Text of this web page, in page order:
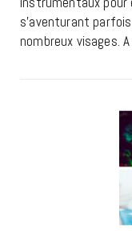
s’aventurant
nombreux visages.